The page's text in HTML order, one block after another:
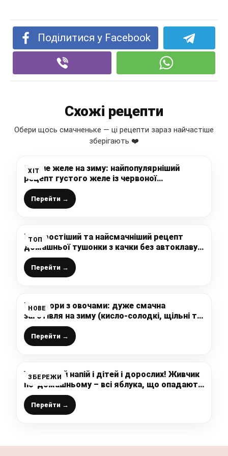
Поділитися у Facebook
Схожі рецепти
Обери щось смачненьке — ці рецепти зараз найчастіше
зберігають ❤️
ХІТ
Ягідне желе на зиму: найпопулярніший
рецепт густого желе із червоної
смородини
Перейти →
ТОП
Найпростіший та найсмачніший рецепт
домашньої тушонки з качки без автоклаву
та духовки: впорається навіть господиня-
початківець, зберігайте рецепт
Перейти →
НОВЕ
Помідори з овочами: дуже смачна
заготівля на зиму (кисло-солодкі, щільні та
добре тримають форму)
Перейти →
ЗБЕРЕЖИ
Улюблений напій і дітей і дорослих! Живчик
по-домашньому – всі яблука, що опадають
переробляю в смакоту!
Перейти →